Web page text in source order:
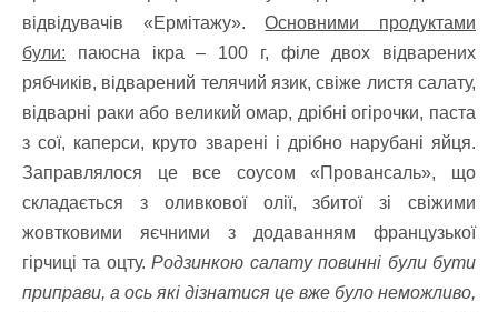
відвідувачів «Ермітажу».Основними продуктами
були: паюсна ікра – 100 г, філе двох відварених
рябчиків, відварений телячий язик, свіже листя салату,
відварні раки або великий омар, дрібні огірочки, паста
з сої, каперси, круто зварені і дрібно нарубані яйця.
Заправлялося це все соусом «Провансаль», що
складається з оливкової олії, збитої зі свіжими
жовтковими яєчними з додаванням французької
гірчиці та оцту.Родзинкою салату повинні були бути
приправи, а ось які дізнатися це вже було неможливо,